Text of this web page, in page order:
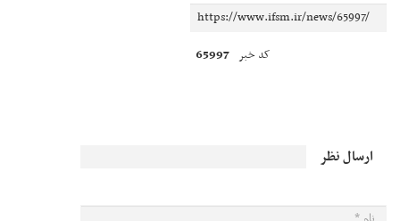
کد خبر 65997
ارسال نظر